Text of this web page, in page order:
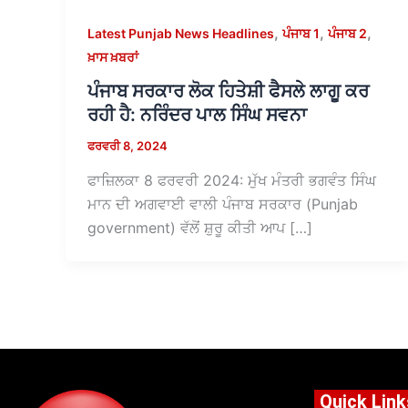
Latest Punjab News Headlines,ਪੰਜਾਬ 1,ਪੰਜਾਬ 2,
ਖ਼ਾਸ ਖ਼ਬਰਾਂ
ਪੰਜਾਬ ਸਰਕਾਰ ਲੋਕ ਹਿਤੇਸ਼ੀ ਫੈਸਲੇ ਲਾਗੂ ਕਰ
ਰਹੀ ਹੈ: ਨਰਿੰਦਰ ਪਾਲ ਸਿੰਘ ਸਵਨਾ
ਫਰਵਰੀ 8, 2024
ਫਾਜ਼ਿਲਕਾ 8 ਫਰਵਰੀ 2024: ਮੁੱਖ ਮੰਤਰੀ ਭਗਵੰਤ ਸਿੰਘ
ਮਾਨ ਦੀ ਅਗਵਾਈ ਵਾਲੀ ਪੰਜਾਬ ਸਰਕਾਰ (Punjab
government) ਵੱਲੋਂ ਸ਼ੁਰੂ ਕੀਤੀ ਆਪ […]
Quick